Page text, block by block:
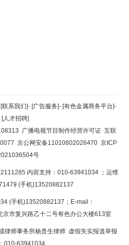
返回顶部
返回首页
[联系我们]- [广告服务]- [有色金属商务平台]-
[人才招聘]
广播电视节目制作经营许可证 互联
京公网安备11010802026470 京ICP
号
内容支持：010-63941034 ；运维
(手机)13520882137
(手机)13520882137；E-mail：
京市复兴路乙十二号有色办公大楼613室
师事务所杨贵生律师 虚假失实报道举报
010-63941034